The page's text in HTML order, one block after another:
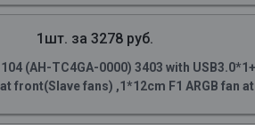
1шт. за 3278 руб.
(AH-TC4GA-0000) 3403 with
front(Slave fans) ,1*12cm F1 ARGB fan